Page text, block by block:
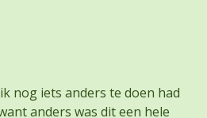
nog iets anders te doen had
anders was dit een hele